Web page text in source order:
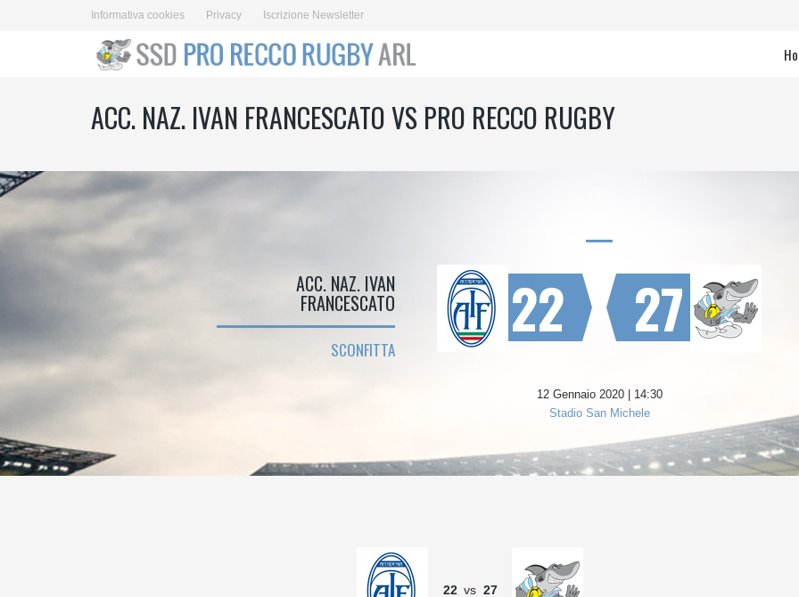
Informativa cookies Privacy Iscrizione Newsletter
ACC. NAZ. IVAN FRANCESCATO VS PRO RECCO RUGBY
22
ACC. NAZ. IVAN
FRANCESCATO
SCONFITTA
27
12 Gennaio 2020 | 14:30
Stadio San Michele
22 vs 27